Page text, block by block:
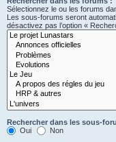
Sélectionnez le ou les forums
Les sous-forums seront
désactivez pas l’option «
Rechercher dans les sous-
Oui
Non